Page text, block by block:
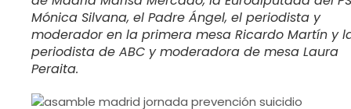
Mónica Silvana, el Padre Ángel, el periodista y
moderador en la primera mesa Ricardo Martín y
periodista de ABC y moderadora de mesa Laura
Peraita.